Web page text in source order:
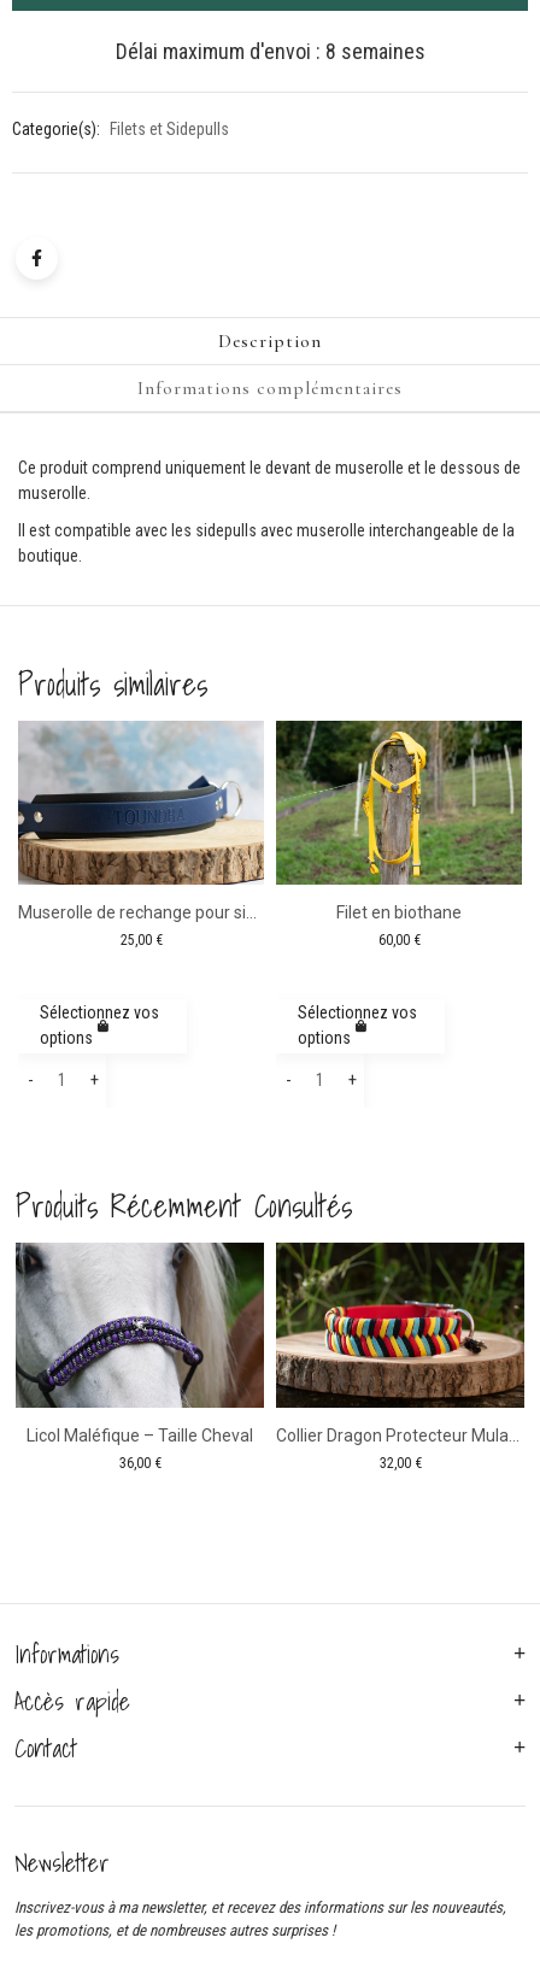
rechange
blanc
pour
Délai maximum d'envoi : 8 semaines
Categorie(s): Filets et Sidepulls
Description
Informations complémentaires
Ce produit comprend uniquement le devant de muserolle et le dessous de
muserolle.
Il est compatible avec les sidepulls avec muserolle interchangeable de la
boutique.
Produits similaires
25,00 €
Sélectionnez vos
options
-
quantité
rechange
sidepull
+
Filet en biothane
60,00 €
Sélectionnez vos
options
-
quantité
biothane
+
Produits Récemment Consultés
Licol Maléfique – Taille Cheval
36,00 € 32,00 €
Informations
Accès rapide
Contact
Newsletter
Inscrivez-vous à ma newsletter, et recevez des informations sur les nouveautés,
les promotions, et de nombreuses autres surprises !